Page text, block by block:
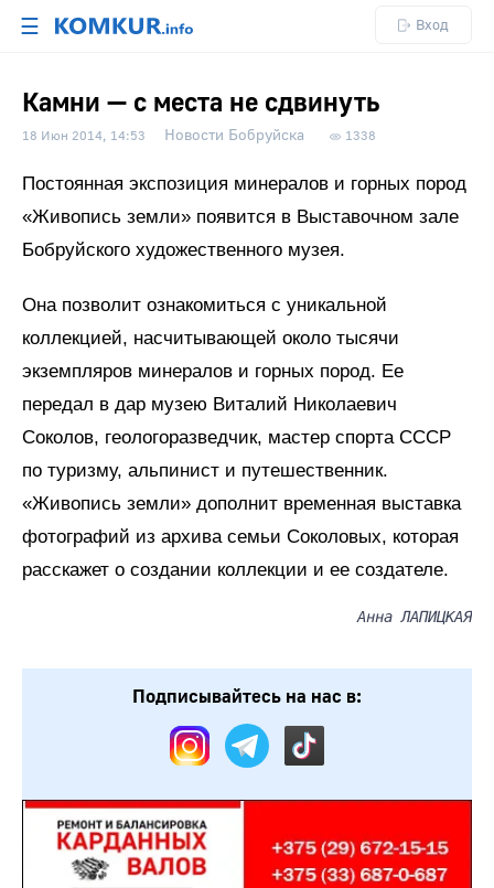
☰ Вход
Камни — с места не сдвинуть
18 Июн 2014, 14:53 Новости Бобруйска 1338
Постоянная экспозиция минералов и горных пород
«Живопись земли» появится в Выставочном зале
Бобруйского художественного музея.
Она позволит ознакомиться с уникальной
коллекцией, насчитывающей около тысячи
экземпляров минералов и горных пород. Ее
передал в дар музею Виталий Николаевич
Соколов, геологоразведчик, мастер спорта СССР
по туризму, альпинист и путешественник.
«Живопись земли» дополнит временная выставка
фотографий из архива семьи Соколовых, которая
расскажет о создании коллекции и ее создателе.
Анна ЛАПИЦКАЯ
Подписывайтесь на нас в: